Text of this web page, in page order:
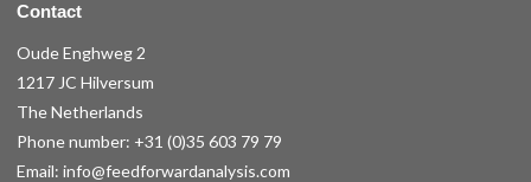
Contact
Oude Enghweg 2
1217 JC Hilversum
The Netherlands
Phone number: +31 (0)35 603 79 79
Email: info@feedforwardanalysis.com